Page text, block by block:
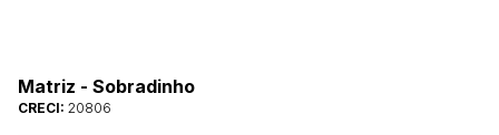
Matriz - Sobradinho
CRECI: 20806